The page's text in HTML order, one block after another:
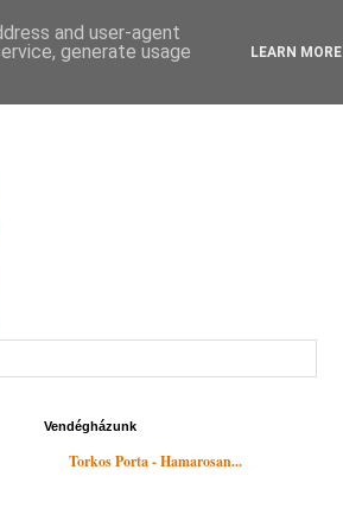
Vendégházunk
Torkos Porta - Hamarosan...
and user-agent
generate usage
LEARN MORE